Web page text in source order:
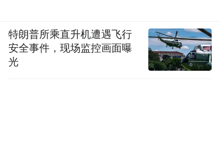
特朗普所乘直升机遭遇飞行
安全事件，现场监控画面曝
光